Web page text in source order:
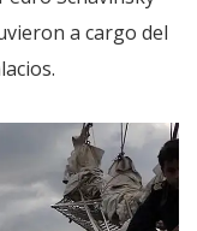
a cargo del